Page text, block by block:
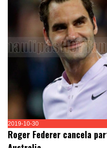
2019-10-30
Roger Federer cancela